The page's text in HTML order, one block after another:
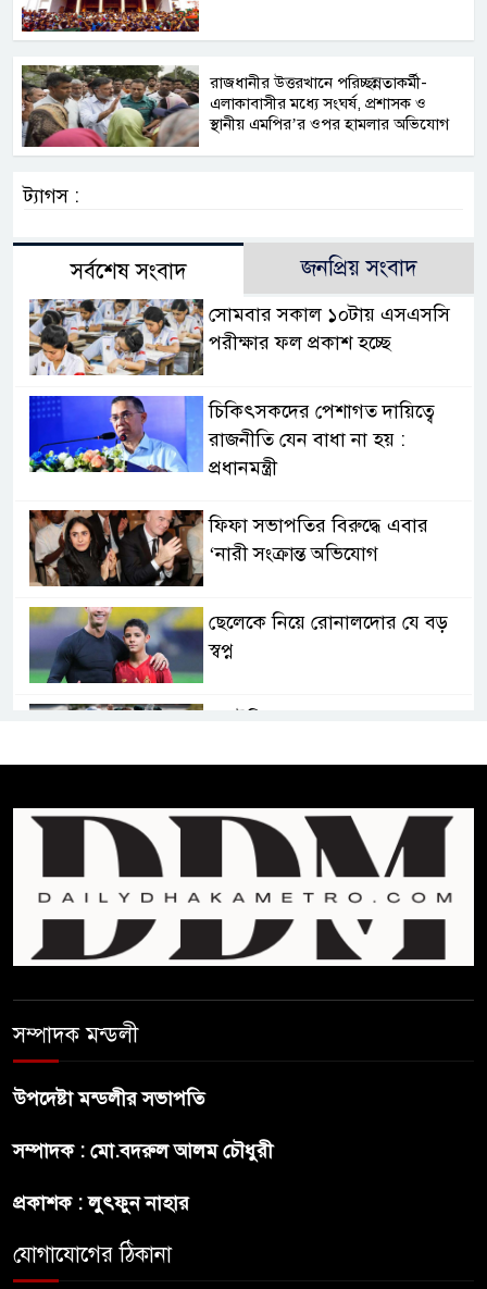
রাজধানীর উত্তরখানে পরিচ্ছন্নতাকর্মী-
এলাকাবাসীর মধ্যে সংঘর্ষ, প্রশাসক ও
স্থানীয় এমপির’র ওপর হামলার অভিযোগ
ট্যাগস :
সর্বশেষ সংবাদ জনপ্রিয় সংবাদ
সোমবার সকাল ১০টায় এসএসসি
পরীক্ষার ফল প্রকাশ হচ্ছে
চিকিৎসকদের পেশাগত দায়িত্বে
রাজনীতি যেন বাধা না হয় :
প্রধানমন্ত্রী
ফিফা সভাপতির বিরুদ্ধে এবার
‘নারী সংক্রান্ত অভিযোগ
ছেলেকে নিয়ে রোনালদোর যে বড়
স্বপ্ন
অস্ট্রেলিয়ার অখ্যাত একাদশের
ট্রাম্পের ৪০ কোটি ডলারের ‘বলরুম
প্রকল্প’ আটকে দিলেন মার্কিন
আদালত
শেখ হাসিনার বক্তব্যে ভারতের
সমর্থন নেই : রণধীর জয়সওয়াল
বিলুপ্ত হচ্ছে র‍্যাব,নতুন বাহিনী
‘স্পেশাল রেসপন্স ব্যাটালিয়ন’
সম্পাদক মন্ডলী
উপদেষ্টা মন্ডলীর সভাপতি
সম্পাদক : মো.বদরুল আলম চৌধুরী
প্রকাশক : লুৎফুন নাহার
যোগাযোগের ঠিকানা